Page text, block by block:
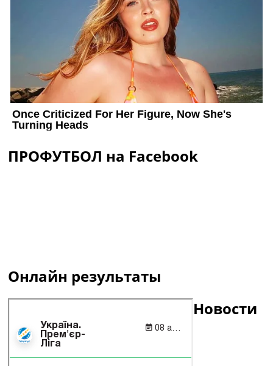
ПРОФУТБОЛ на Facebook
Онлайн результаты
Новости